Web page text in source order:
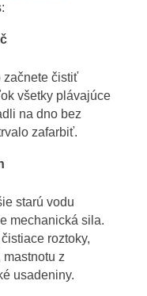
začnete čistiť
všetky plávajúce
na dno bez
zafarbiť.
starú vodu
mechanická sila.
roztoky,
z
usadeniny.